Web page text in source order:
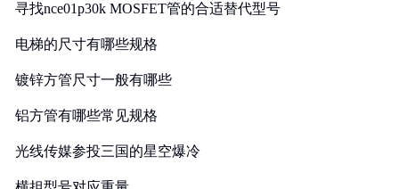
寻找nce01p30k MOSFET管的合适替代型号
电梯的尺寸有哪些规格
镀锌方管尺寸一般有哪些
铝方管有哪些常见规格
光线传媒参投三国的星空爆冷